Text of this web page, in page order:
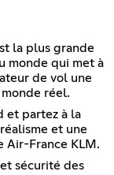
la plus grande
monde qui met à
de vol une
réel.
et partez à la
et une
Air-France KLM.
sécurité des